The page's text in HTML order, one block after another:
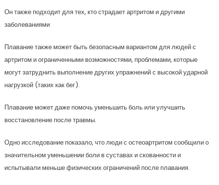
Он также подходит для тех, кто страдает артритом и другими
заболеваниями
Плавание также может быть безопасным вариантом для людей с
артритом и ограниченными возможностями, проблемами, которые
могут затруднить выполнение других упражнений с высокой ударной
нагрузкой (таких как бег).
Плавание может даже помочь уменьшить боль или улучшить
восстановление после травмы.
Одно исследование показало, что люди с остеоартритом сообщили о
значительном уменьшении боли в суставах и скованности и
испытывали меньше физических ограничений после плавания.